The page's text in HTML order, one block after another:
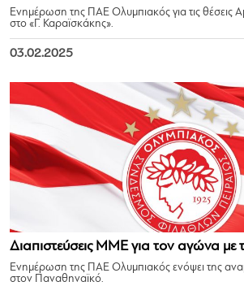
Ενημέρωση της ΠΑΕ Ολυμπιακός για τις θέσεις
στο «Γ. Καραϊσκάκης».
03.02.2025
Διαπιστεύσεις ΜΜΕ για τον αγώνα με
Ενημέρωση της ΠΑΕ Ολυμπιακός ενόψει της
στον Παναθηναϊκό.